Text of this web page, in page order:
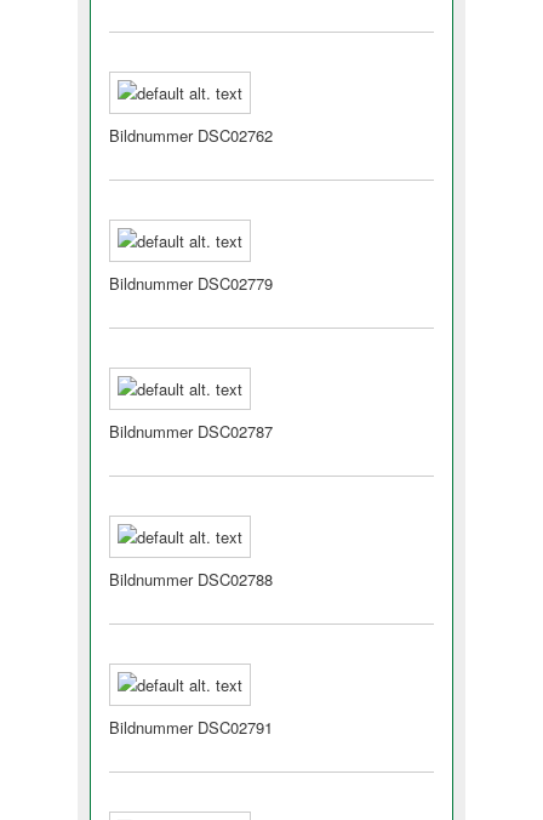
Bildnummer DSC02762
Bildnummer DSC02779
Bildnummer DSC02787
Bildnummer DSC02788
Bildnummer DSC02791